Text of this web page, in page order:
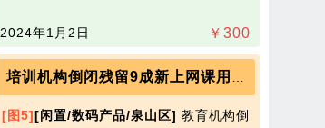
￥ 300
2024年1月2日
[图5][闲置/数码产品/泉山区] 教育机构倒